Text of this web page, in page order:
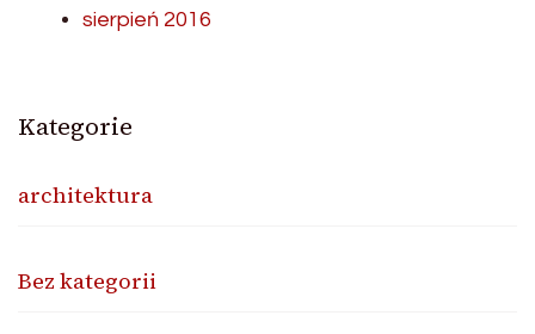
sierpień 2016
Kategorie
architektura
Bez kategorii